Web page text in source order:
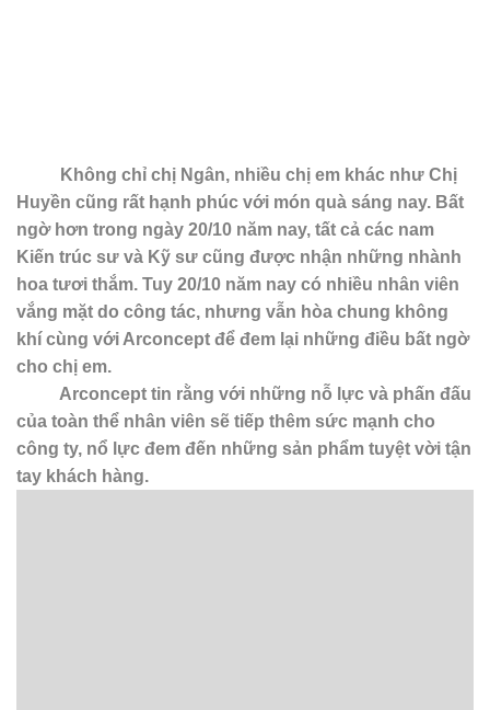
Không chỉ chị Ngân, nhiều chị em khác như Chị
Huyền cũng rất hạnh phúc với món quà sáng nay. Bất
ngờ hơn trong ngày 20/10 năm nay, tất cả các nam
Kiến trúc sư và Kỹ sư cũng được nhận những nhành
hoa tươi thắm. Tuy 20/10 năm nay có nhiều nhân viên
vắng mặt do công tác, nhưng vẫn hòa chung không
khí cùng với Arconcept để đem lại những điều bất ngờ
cho chị em.
Arconcept tin rằng với những nỗ lực và phấn đấu
của toàn thể nhân viên sẽ tiếp thêm sức mạnh cho
công ty, nổ lực đem đến những sản phẩm tuyệt vời tận
tay khách hàng.